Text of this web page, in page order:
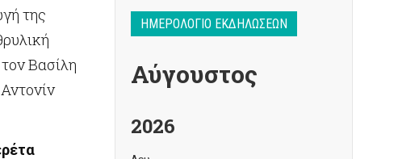
της
Βασίλη
ΗΜΕΡΟΛΌΓΙΟ ΕΚΔΗΛΏΣΕΩΝ
Αύγουστος
2026